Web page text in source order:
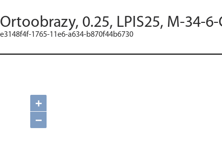
Ortoobrazy, 0.25, LPIS25, M-34-
e3148f4f-1765-11e6-a634-b870f44b6730
+
−